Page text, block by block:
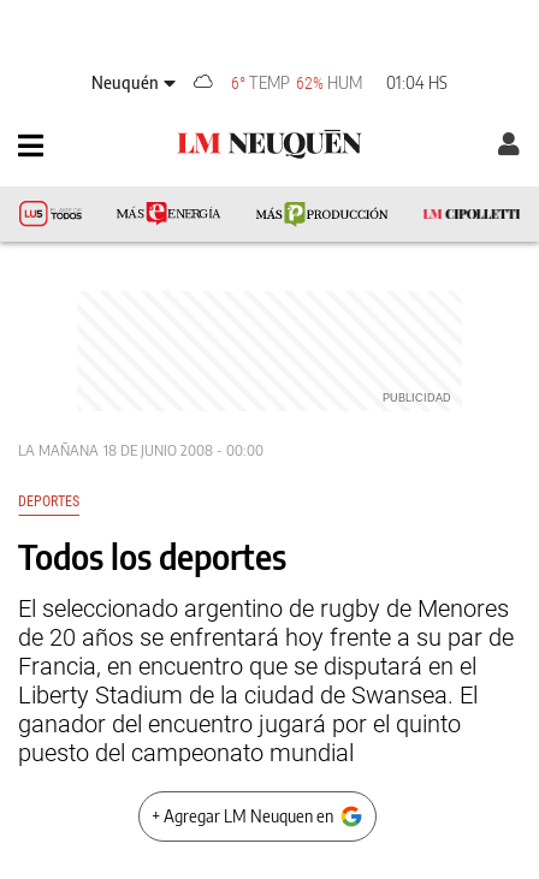
Neuquén 6°TEMP 62% HUM 01:04 HS
LA MAÑANA 18 DE JUNIO 2008 - 00:00
DEPORTES
Todos los deportes
El seleccionado argentino de rugby de Menores
de 20 años se enfrentará hoy frente a su par de
Francia, en encuentro que se disputará en el
Liberty Stadium de la ciudad de Swansea. El
ganador del encuentro jugará por el quinto
puesto del campeonato mundial
+ Agregar LM Neuquen en